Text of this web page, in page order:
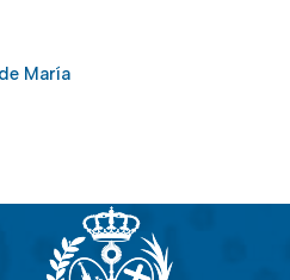
María